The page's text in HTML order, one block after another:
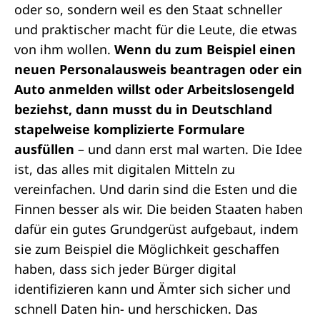
oder so, sondern weil es den Staat schneller
und praktischer macht für die Leute, die etwas
von ihm wollen. Wenn du zum Beispiel einen
neuen Personalausweis beantragen oder ein
Auto anmelden willst oder Arbeitslosengeld
beziehst, dann musst du in Deutschland
stapelweise komplizierte Formulare
ausfüllen – und dann erst mal warten. Die Idee
ist, das alles mit digitalen Mitteln zu
vereinfachen. Und darin sind die Esten und die
Finnen besser als wir. Die beiden Staaten haben
dafür ein gutes Grundgerüst aufgebaut, indem
sie zum Beispiel die Möglichkeit geschaffen
haben, dass sich jeder Bürger digital
identifizieren kann und Ämter sich sicher und
schnell Daten hin- und herschicken. Das